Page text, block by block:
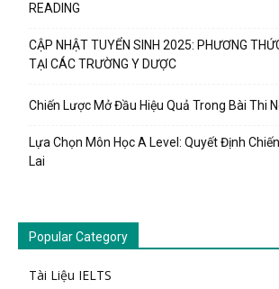
READING
CẬP NHẬT TUYỂN SINH 2025: PHƯƠNG
TẠI CÁC TRƯỜNG Y DƯỢC
Chiến Lược Mở Đầu Hiệu Quả Trong Bài Thi
Lựa Chọn Môn Học A Level: Quyết Định
Lai
Popular Category
Tài Liệu IELTS